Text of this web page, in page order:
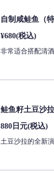
自制咸鲑鱼（
¥680(税込)
非常适合搭配清
鲑鱼籽土豆沙拉
880日元(税込)
土豆沙拉的全新